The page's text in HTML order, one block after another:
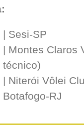
Sesi-SP
| Montes Claros
técnico)
| Niterói Vôlei
RJ